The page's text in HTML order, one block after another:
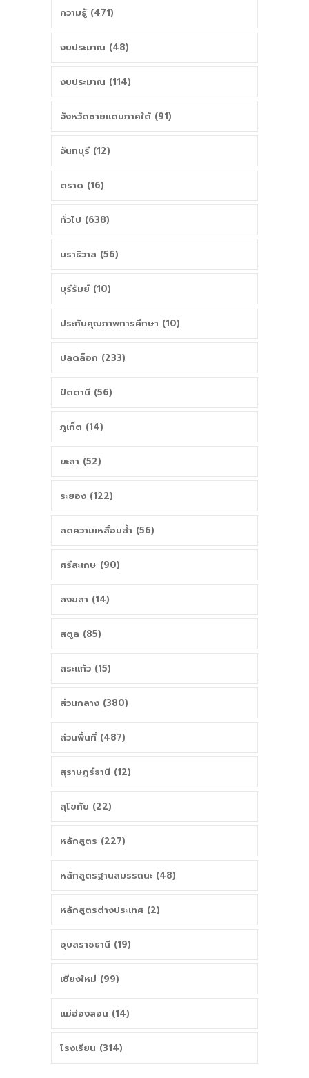
ความรู้ (471)
งบประมาณ (48)
งบประมาณ (114)
จังหวัดชายแดนภาคใต้ (91)
จันทบุรี (12)
ตราด (16)
ทั่วไป (638)
นราธิวาส (56)
บุรีรัมย์ (10)
ประกันคุณภาพการศึกษา (10)
ปลดล็อก (233)
ปัตตานี (56)
ภูเก็ต (14)
ยะลา (52)
ระยอง (122)
ลดความเหลื่อมล้ำ (56)
ศรีสะเกษ (90)
สงขลา (14)
สตูล (85)
สระแก้ว (15)
ส่วนกลาง (380)
ส่วนพื้นที่ (487)
สุราษฎร์ธานี (12)
สุโขทัย (22)
หลักสูตร (227)
หลักสูตรฐานสมรรถนะ (48)
หลักสูตรต่างประเทศ (2)
อุบลราชธานี (19)
เชียงใหม่ (99)
แม่ฮ่องสอน (14)
โรงเรียน (314)